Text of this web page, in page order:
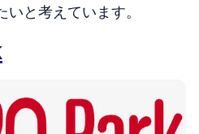
と考えています。